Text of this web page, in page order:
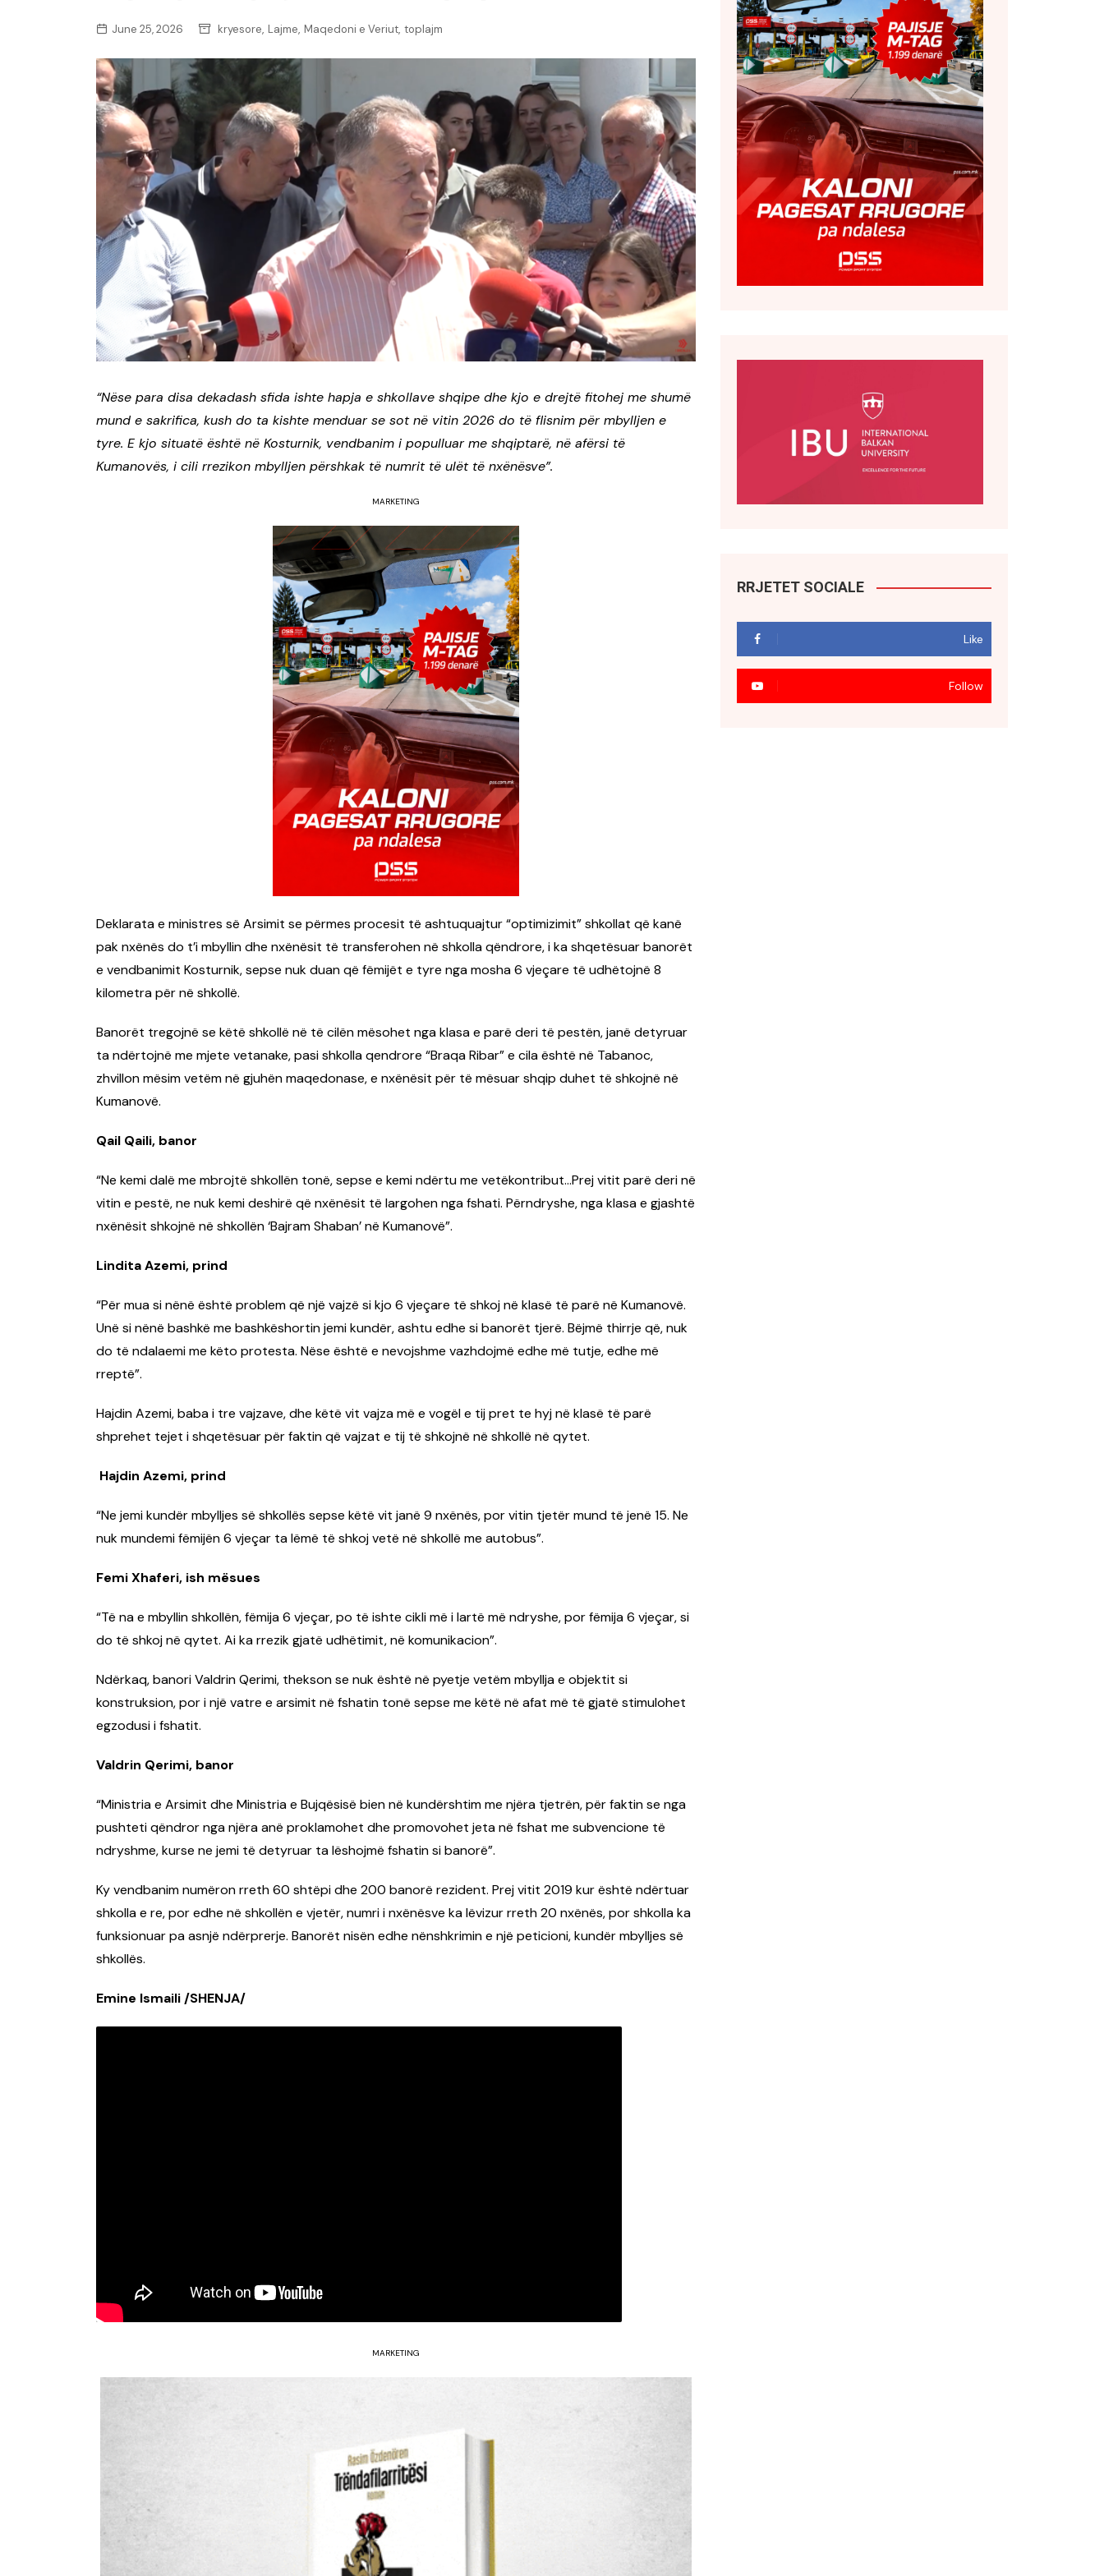
KONAKU
KU E KISHIM FJALEN
LIGJERATE FETARE
PARADITE ME NE
PIKËPAMJE
RECETA E DITES
RELAKS
RETRO JAVORE
June 25, 2026 kryesore, Lajme, Maqedoni e Veriut, toplajm
“Nëse para disa dekadash sfida ishte hapja e shkollave shqipe dhe kjo e drejtë fitohej me shumë
mund e sakrifica, kush do ta kishte menduar se sot në vitin 2026 do të flisnim për mbylljen e
tyre. E kjo situatë është në Kosturnik, vendbanim i populluar me shqiptarë, në afërsi të
Kumanovës, i cili rrezikon mbylljen përshkak të numrit të ulët të nxënësve”.
MARKETING
Deklarata e ministres së Arsimit se përmes procesit të ashtuquajtur “optimizimit” shkollat që kanë
pak nxënës do t’i mbyllin dhe nxënësit të transferohen në shkolla qëndrore, i ka shqetësuar banorët
e vendbanimit Kosturnik, sepse nuk duan që fëmijët e tyre nga mosha 6 vjeçare të udhëtojnë 8
kilometra për në shkollë.
Banorët tregojnë se këtë shkollë në të cilën mësohet nga klasa e parë deri të pestën, janë detyruar
ta ndërtojnë me mjete vetanake, pasi shkolla qendrore “Braqa Ribar” e cila është në Tabanoc,
zhvillon mësim vetëm në gjuhën maqedonase, e nxënësit për të mësuar shqip duhet të shkojnë në
Kumanovë.
Qail Qaili, banor
“Ne kemi dalë me mbrojtë shkollën tonë, sepse e kemi ndërtu me vetëkontribut…Prej vitit parë deri në
vitin e pestë, ne nuk kemi deshirë që nxënësit të largohen nga fshati. Përndryshe, nga klasa e gjashtë
nxënësit shkojnë në shkollën ‘Bajram Shaban’ në Kumanovë”.
Lindita Azemi, prind
“Për mua si nënë është problem që një vajzë si kjo 6 vjeçare të shkoj në klasë të parë në Kumanovë.
Unë si nënë bashkë me bashkëshortin jemi kundër, ashtu edhe si banorët tjerë. Bëjmë thirrje që, nuk
do të ndalaemi me këto protesta. Nëse është e nevojshme vazhdojmë edhe më tutje, edhe më
rreptë”.
Hajdin Azemi, baba i tre vajzave, dhe këtë vit vajza më e vogël e tij pret te hyj në klasë të parë
shprehet tejet i shqetësuar për faktin që vajzat e tij të shkojnë në shkollë në qytet.
Hajdin Azemi, prind
“Ne jemi kundër mbylljes së shkollës sepse këtë vit janë 9 nxënës, por vitin tjetër mund të jenë 15. Ne
nuk mundemi fëmijën 6 vjeçar ta lëmë të shkoj vetë në shkollë me autobus”.
Femi Xhaferi, ish mësues
“Të na e mbyllin shkollën, fëmija 6 vjeçar, po të ishte cikli më i lartë më ndryshe, por fëmija 6 vjeçar, si
do të shkoj në qytet. Ai ka rrezik gjatë udhëtimit, në komunikacion”.
Ndërkaq, banori Valdrin Qerimi, thekson se nuk është në pyetje vetëm mbyllja e objektit si
konstruksion, por i një vatre e arsimit në fshatin tonë sepse me këtë në afat më të gjatë stimulohet
egzodusi i fshatit.
Valdrin Qerimi, banor
“Ministria e Arsimit dhe Ministria e Bujqësisë bien në kundërshtim me njëra tjetrën, për faktin se nga
pushteti qëndror nga njëra anë proklamohet dhe promovohet jeta në fshat me subvencione të
ndryshme, kurse ne jemi të detyruar ta lëshojmë fshatin si banorë”.
Ky vendbanim numëron rreth 60 shtëpi dhe 200 banorë rezident. Prej vitit 2019 kur është ndërtuar
shkolla e re, por edhe në shkollën e vjetër, numri i nxënësve ka lëvizur rreth 20 nxënës, por shkolla ka
funksionuar pa asnjë ndërprerje. Banorët nisën edhe nënshkrimin e një peticioni, kundër mbylljes së
shkollës.
Emine Ismaili /SHENJA/
MARKETING
RRJETET SOCIALE
Like
Follow